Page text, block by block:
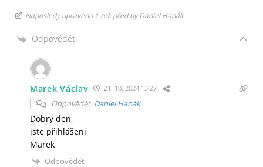
Naposledy upraveno 1 rok před by Daniel Hanák
Odpovědět
Marek Václav 21. 10. 2024 13:27
Odpovědět Daniel Hanák
Dobrý den,
jste přihlášeni
Marek
Odpovědět